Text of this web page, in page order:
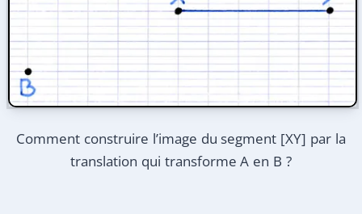
Comment construire l’image du segment [XY] par la
translation qui transforme A en B ?